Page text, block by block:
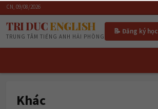
CN, 09/08/2026
TRI DUCENGLISH
TRUNG TÂM TIẾNG ANH HẢI PHÒNG
📝 Đăng ký học
Khác